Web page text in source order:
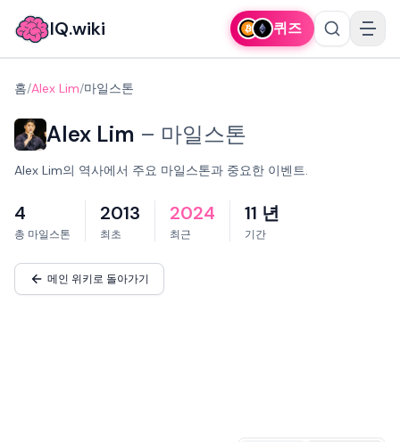
IQ.wiki 퀴즈
홈/Alex Lim/마일스톤
Alex Lim – 마일스톤
Alex Lim의 역사에서 주요 마일스톤과 중요한 이벤트.
4
총 마일스톤
2013
최초
2024
최근
11 년
기간
메인 위키로 돌아가기